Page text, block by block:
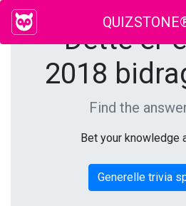
Dette er
2018
Find the
Bet your knowledge
Generelle trivia